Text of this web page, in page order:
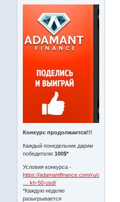
Конкурс продолжается!!!
Каждый понедельник дарим
победителю100$*
Условия конкурса -
https://adamantfinance.com/ru/about/
… kh-50-usd/
*Каждую неделю
разыгрывается